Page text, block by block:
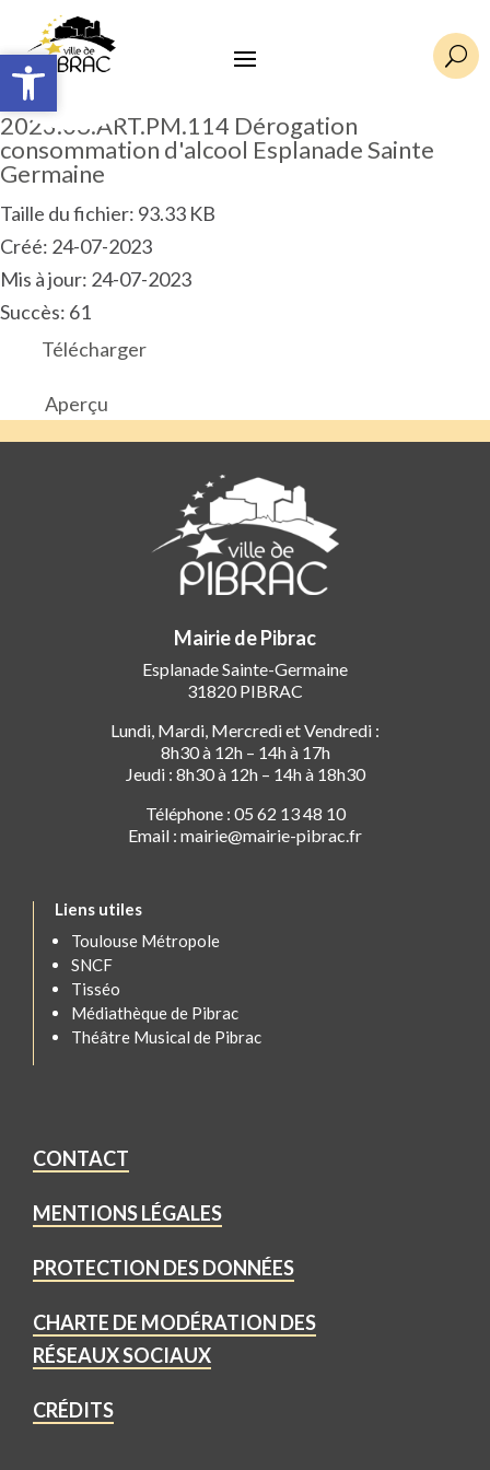
Ouvrir la barre d’outils U
2023.06.ART.PM.114 Dérogation
consommation d'alcool Esplanade Sainte
Germaine
Taille du fichier: 93.33 KB
Créé: 24-07-2023
Mis à jour: 24-07-2023
Succès: 61
Télécharger
Aperçu
Mairie de Pibrac
Esplanade Sainte-Germaine
31820 PIBRAC
Lundi, Mardi, Mercredi et Vendredi :
8h30 à 12h – 14h à 17h
Jeudi : 8h30 à 12h – 14h à 18h30
Téléphone : 05 62 13 48 10
Email : mairie@mairie-pibrac.fr
Liens utiles
Toulouse Métropole
SNCF
Tisséo
Médiathèque de Pibrac
Théâtre Musical de Pibrac
CONTACT
MENTIONS LÉGALES
PROTECTION DES DONNÉES
CHARTE DE MODÉRATION DES
RÉSEAUX SOCIAUX
CRÉDITS
Ouvrir la barre d’outils